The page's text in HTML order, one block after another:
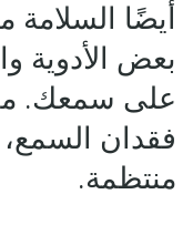
أيضًا السلامة
بعض الأدوية
على سمعك.
فقدان
منتظمة.